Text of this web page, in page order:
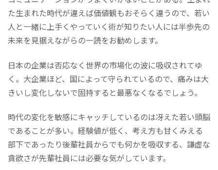
た生まれた時代が違えば価値観もおそらく違うので、若い
人と一緒に上手くやっていく術が知りたい人には半歩先の
未来を見据えながらの一読をお勧めします。
日本の企業は否応なく世界の市場化の波に吸収されてゆ
く。大企業ほど、国によって守られているので、痛みは大
きいし変化しないで固持すると最悪なくなるでしょう。
時代の変化を敏感にキャッチしているのは冴えた若い頭脳
であることが多い。経験値が低く、考え方も甘くみえる
部下であったり後輩社員からでも何かを吸収する、謙虚な
貪欲さが先輩社員には必要な気がしています。